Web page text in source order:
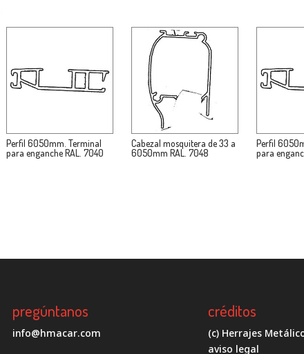
Perfil 6050mm. Terminal
para enganche RAL. 7040
Cabezal mosquitera de 33 a
6050mm RAL. 7048
Perfil
para
pregúntanos
info@hmacar.com
créditos
(c) Herrajes
aviso legal